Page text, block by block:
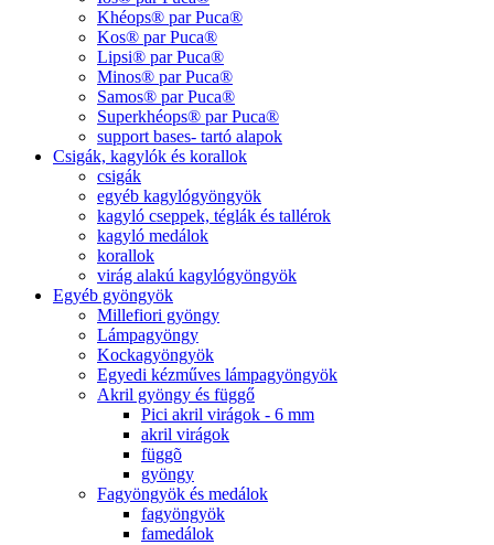
Khéops® par Puca®
Kos® par Puca®
Lipsi® par Puca®
Minos® par Puca®
Samos® par Puca®
Superkhéops® par Puca®
support bases- tartó alapok
Csigák, kagylók és korallok
csigák
egyéb kagylógyöngyök
kagyló cseppek, téglák és tallérok
kagyló medálok
korallok
virág alakú kagylógyöngyök
Egyéb gyöngyök
Millefiori gyöngy
Lámpagyöngy
Kockagyöngyök
Egyedi kézműves lámpagyöngyök
Akril gyöngy és függő
Pici akril virágok - 6 mm
akril virágok
függõ
gyöngy
Fagyöngyök és medálok
fagyöngyök
famedálok